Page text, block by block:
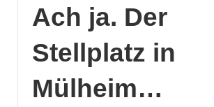
Ach ja. Der
Stellplatz in
Mülheim…